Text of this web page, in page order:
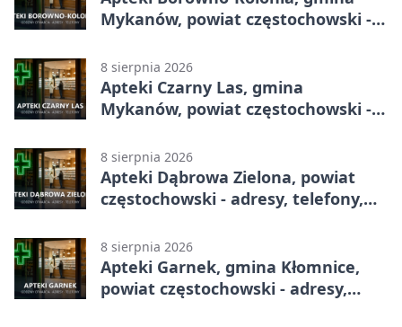
Mykanów, powiat częstochowski -
8 sierpnia 2026
Apteki Czarny Las, gmina
Mykanów, powiat częstochowski -
8 sierpnia 2026
Apteki Dąbrowa Zielona, powiat
częstochowski - adresy, telefony,
8 sierpnia 2026
Apteki Garnek, gmina Kłomnice,
powiat częstochowski - adresy,